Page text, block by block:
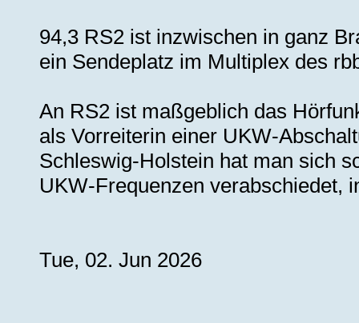
94,3 RS2 ist inzwischen in ganz
ein Sendeplatz im Multiplex des
An RS2 ist maßgeblich das
als Vorreiterin einer UKW-
Schleswig-Holstein hat man sich
UKW-Frequenzen verabschiedet,
Tue, 02. Jun 2026